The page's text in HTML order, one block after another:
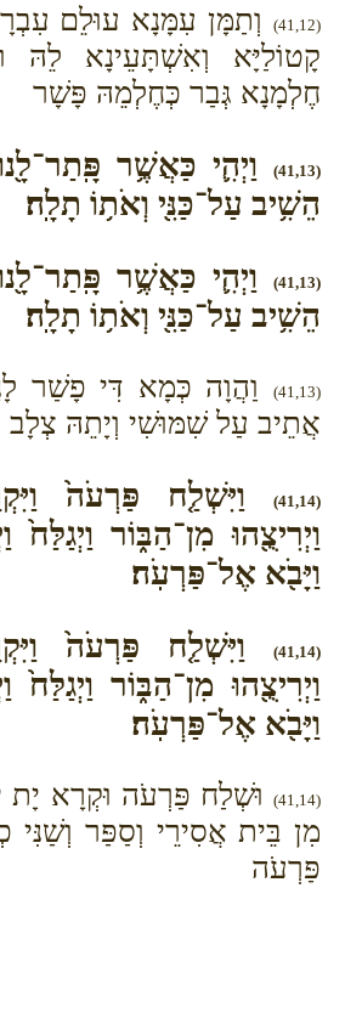
(41,12)
וְתַמָּן עִמָּנָא עוּלֵם
קָטוֹלַיָּא וְאִשְׁתָּעֵינָא לֵהּ
חֶלְמָנָא גְּבַר כְּחֶלְמֵהּ פָּשָׁר
(41,13)
וַיְהִ֛י כַּאֲשֶׁ֥ר
הֵשִׁ֥יב עַל־כַּנִּ֖י וְאֹת֥וֹ תָלָֽה׃
(41,13)
וַיְהִ֛י כַּאֲשֶׁ֥ר
הֵשִׁ֥יב עַל־כַּנִּ֖י וְאֹת֥וֹ תָלָֽה׃
(41,13)
וַהֲוָה כְּמָא דִּי פָשַׁר
אֲתֵיב עַל שִׁמּוּשִׁי וְיָתֵהּ צְלָב
(41,14)
וַיִּשְׁלַ֤ח פַּרְעֹה֙
וַיְרִיצֻ֖הוּ מִן־הַבּ֑וֹר
וַיָּבֹ֖א אֶל־פַּרְעֹֽה׃
(41,14)
וַיִּשְׁלַ֤ח פַּרְעֹה֙
וַיְרִיצֻ֖הוּ מִן־הַבּ֑וֹר
וַיָּבֹ֖א אֶל־פַּרְעֹֽה׃
(41,14)
וּשְׁלַח פַּרְעֹה וּקְרָא יָת
מִן בֵּית אֲסִירֵי וְסַפַּר וְשַׁנִּי
פַּרְעֹה